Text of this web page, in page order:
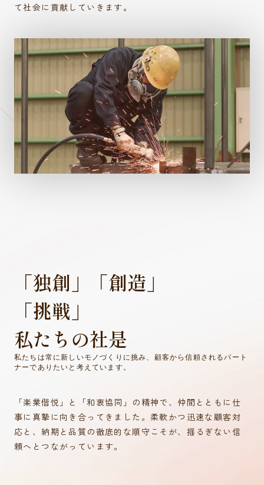
て社会に貢献していきます。
「独創」「創造」
「挑戦」
私たちの社是
私たちは常に新しいモノづくりに挑み、顧客から信頼されるパート
ナーでありたいと考えています。
「楽業偕悦」と「和衷協同」の精神で、仲間とともに仕
事に真摯に向き合ってきました。柔軟かつ迅速な顧客対
応と、納期と品質の徹底的な順守こそが、揺るぎない信
頼へとつながっています。